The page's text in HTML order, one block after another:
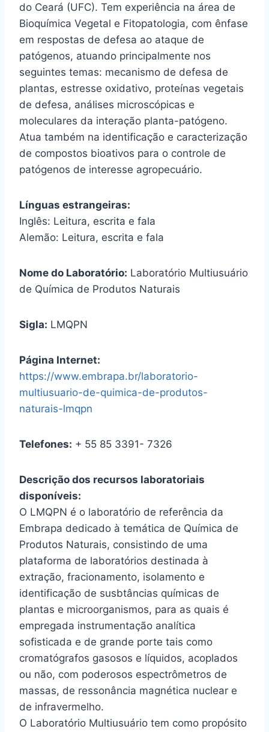
do Ceará (UFC). Tem experiência na área de
Bioquímica Vegetal e Fitopatologia, com ênfase
em respostas de defesa ao ataque de
patógenos, atuando principalmente nos
seguintes temas: mecanismo de defesa de
plantas, estresse oxidativo, proteínas vegetais
de defesa, análises microscópicas e
moleculares da interação planta-patógeno.
Atua também na identificação e caracterização
de compostos bioativos para o controle de
patógenos de interesse agropecuário.
Línguas estrangeiras:
Inglês: Leitura, escrita e fala
Alemão: Leitura, escrita e fala
Nome do Laboratório: Laboratório Multiusuário
de Química de Produtos Naturais
Sigla: LMQPN
Página Internet:
https://www.embrapa.br/laboratorio-
multiusuario-de-quimica-de-produtos-
naturais-lmqpn
Telefones: + 55 85 3391- 7326
Descrição dos recursos laboratoriais
disponíveis:
O LMQPN é o laboratório de referência da
Embrapa dedicado à temática de Química de
Produtos Naturais, consistindo de uma
plataforma de laboratórios destinada à
extração, fracionamento, isolamento e
identificação de susbtâncias químicas de
plantas e microorganismos, para as quais é
empregada instrumentação analítica
sofisticada e de grande porte tais como
cromatógrafos gasosos e líquidos, acoplados
ou não, com poderosos espectrômetros de
massas, de ressonância magnética nuclear e
de infravermelho.
O Laboratório Multiusuário tem como propósito